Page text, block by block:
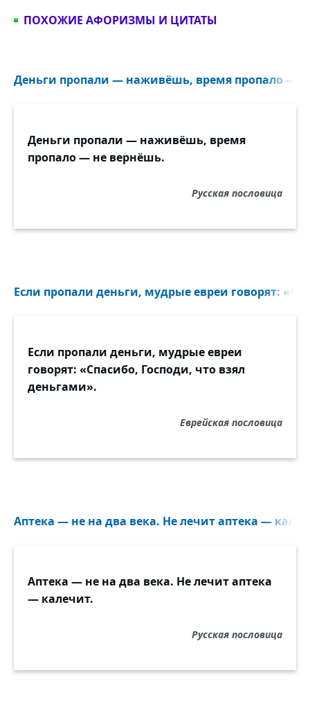
ПОХОЖИЕ АФОРИЗМЫ И ЦИТАТЫ
Деньги пропали — наживёшь, время пропало —
Деньги пропали — наживёшь, время
пропало — не вернёшь.
Русская пословица
Если пропали деньги, мудрые евреи говорят:
Если пропали деньги, мудрые евреи
говорят: «Спасибо, Господи, что взял
деньгами».
Еврейская пословица
Аптека — не на два века. Не лечит аптека —
Аптека — не на два века. Не лечит аптека
— калечит.
Русская пословица